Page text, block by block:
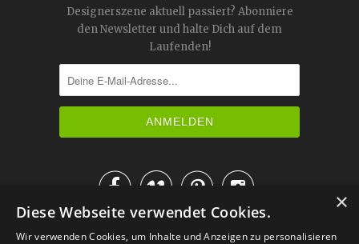
Designerszene aktuell passiert? Abonniere
den Newsletter und halte Dich auf dem
Laufenden!

IM KATALOG BLÄTTERN
×
Diese Webseite verwendet Cookies.
Wir verwenden Cookies, um Inhalte und Anzeigen zu personalisieren